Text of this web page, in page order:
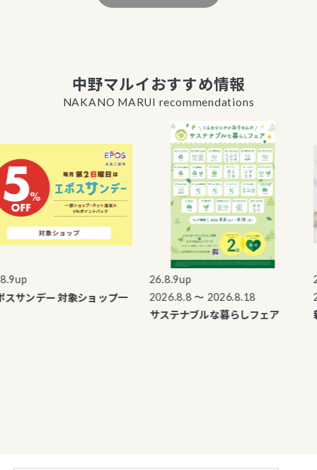
中野マルイおすすめ情報
NAKANO MARUI recommendations
ンデー 対象ショップ一
26.8.9up
2026.8.8 〜 2026.8.18
サステナブルな暮らしフェア